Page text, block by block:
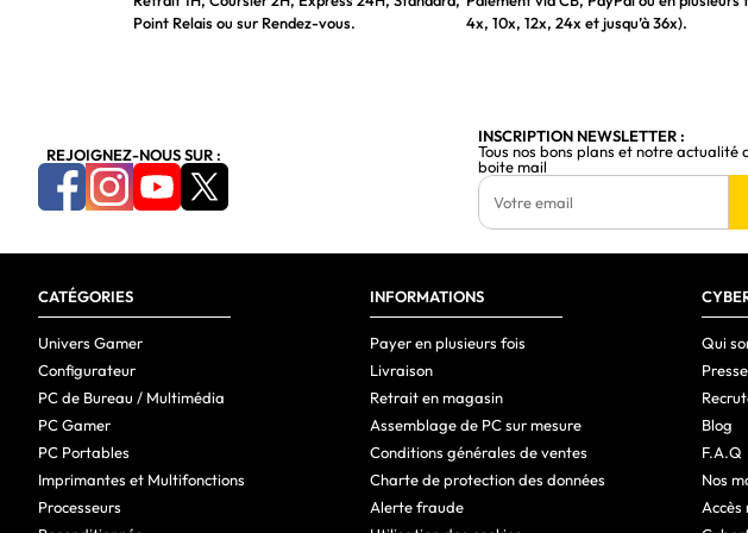
Oui
Couleurs pieds Noir
Connectivité
Concentrateur USB intégré Oui
Version du concentrateur USB 3.2 Gen 1
Nombre de ports USB de type C en amont
HDMI
Quantité de ports HDMI
Version HDMI
Point Relais ou sur Rendez-vous.
4x, 10x, 12x, 24x et jusqu’à 36x).
REJOIGNEZ-NOUS SUR :
INSCRIPTION NEWSLETTER :
Tous nos bons plans et notre actualité
boite mail
CATÉGORIES
Univers Gamer
Configurateur
PC de Bureau / Multimédia
PC Gamer
PC Portables
Imprimantes et Multifonctions
Processeurs
INFORMATIONS
Payer en plusieurs fois
Livraison
Retrait en magasin
Assemblage de PC sur mesure
Conditions générales de ventes
Charte de protection des données
Alerte fraude
Qui
Presse
Blog
F.A.Q
Nos
Accès